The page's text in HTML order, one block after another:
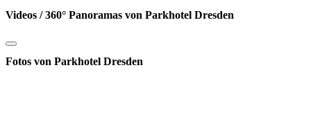
Videos / 360° Panoramas von Parkhotel Dresden
Fotos von Parkhotel Dresden